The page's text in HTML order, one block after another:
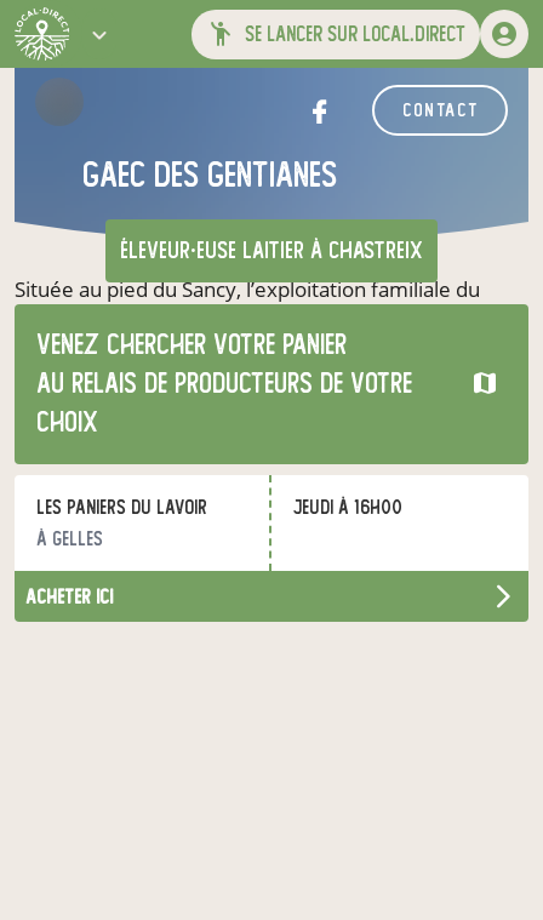
se lancer sur local.direct
contact
Gaec des gentianes
éleveur·euse laitier à Chastreix
Venez chercher votre panier
au relais de producteurs de votre
choix
Les Paniers du Lavoir
à Gelles
jeudi à 16h00
acheter ici
Située au pied du Sancy, l’exploitation familiale du
GAEC des Gentianes est composée d’un troupeau de
75 vaches laitières et est gérée par trois associés et un
salarié